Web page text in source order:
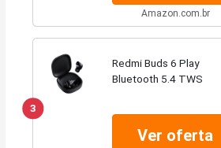
Amazon.com.br
3
Redmi Buds 6 Play
Bluetooth 5.4 TWS
Ver oferta